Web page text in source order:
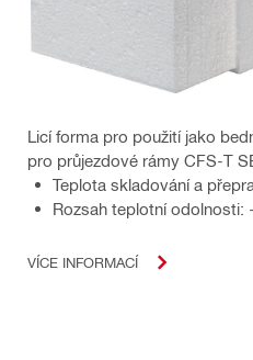
Licí forma pro použití jako
pro průjezdové rámy CFS-T
Teplota skladování a
Rozsah teplotní odolnosti:
VÍCE INFORMACÍ